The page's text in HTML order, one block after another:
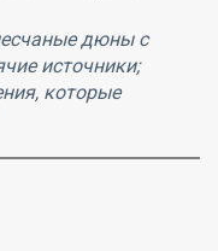
дюны с
источники;
которые